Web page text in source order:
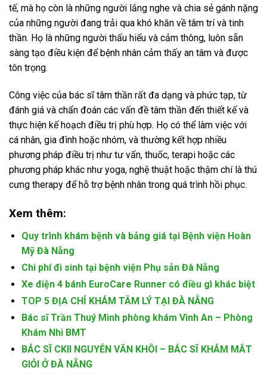
tế, mà họ còn là những người lắng nghe và chia sẻ gánh nặng
của những người đang trải qua khó khăn về tâm trí và tinh
thần. Họ là những người thấu hiểu và cảm thông, luôn sẵn
sàng tạo điều kiện để bệnh nhân cảm thấy an tâm và được
tôn trọng.
Công việc của bác sĩ tâm thần rất đa dạng và phức tạp, từ
đánh giá và chẩn đoán các vấn đề tâm thần đến thiết kế và
thực hiện kế hoạch điều trị phù hợp. Họ có thể làm việc với
cá nhân, gia đình hoặc nhóm, và thường kết hợp nhiều
phương pháp điều trị như tư vấn, thuốc, terapi hoặc các
phương pháp khác như yoga, nghệ thuật hoặc thậm chí là thú
cưng therapy để hỗ trợ bệnh nhân trong quá trình hồi phục.
Xem thêm:
Quy trình khám bệnh và bảng giá tại Bệnh viện Hoàn
Mỹ Đà Nẵng
Chi phí đi sinh tại bệnh viện Phụ sản Đà Nẵng
Xe điện 4 bánh EuroCare Runner có điều gì khác biệt
TOP 5 ĐỊA CHỈ KHÁM TÂM LÝ TẠI ĐÀ NẴNG
Bác sĩ Trần Thuý Minh phòng khám Vinh An – Phòng
Khám Nhi BMT
BÁC SĨ CKII NGUYỄN VĂN KHÔI – BÁC SĨ KHÁM MẮT
GIỎI Ở ĐÀ NẴNG